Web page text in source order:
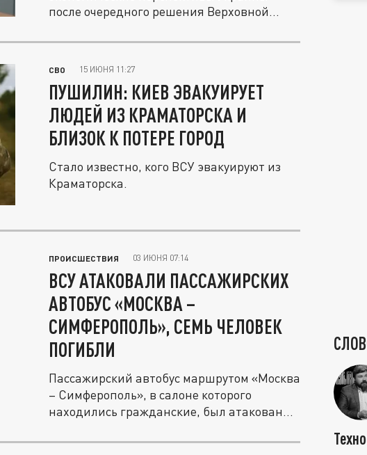
после очередного решения Верховной...
СВО 15 ИЮНЯ 11:27
ПУШИЛИН: КИЕВ ЭВАКУИРУЕТ
ЛЮДЕЙ ИЗ КРАМАТОРСКА И
БЛИЗОК К ПОТЕРЕ ГОРОД
Стало известно, кого ВСУ эвакуируют из
Краматорска.
ПРОИСШЕСТВИЯ 03 ИЮНЯ 07:14
ВСУ АТАКОВАЛИ ПАССАЖИРСКИХ
АВТОБУС «МОСКВА –
СИМФЕРОПОЛЬ», СЕМЬ ЧЕЛОВЕК
ПОГИБЛИ
Пассажирский автобус маршрутом «Москва
– Симферополь», в салоне которого
находились гражданские, был атакован...